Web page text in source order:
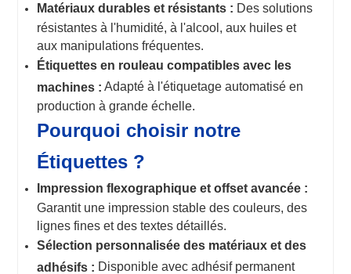
Matériaux durables et résistants : Des solutions
résistantes à l'humidité, à l'alcool, aux huiles et
aux manipulations fréquentes.
Étiquettes en rouleau compatibles avec les
machines : Adapté à l'étiquetage automatisé en
production à grande échelle.
Pourquoi choisir notre
Étiquettes ?
Impression flexographique et offset avancée :
Garantit une impression stable des couleurs, des
lignes fines et des textes détaillés.
Sélection personnalisée des matériaux et des
adhésifs : Disponible avec adhésif permanent